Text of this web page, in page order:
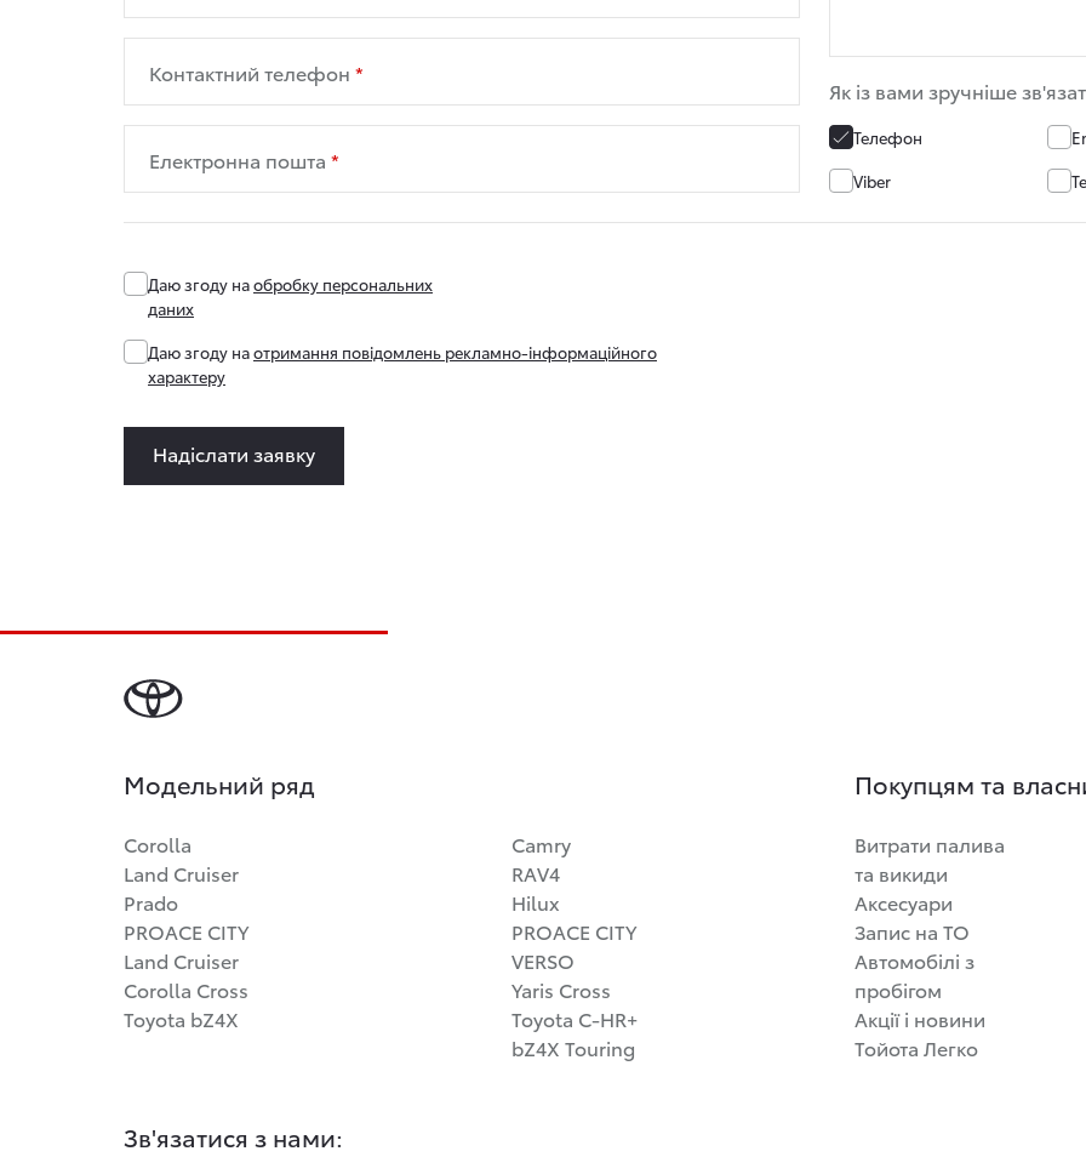
Контактний телефон
Електронна пошта
Як із вами зручніше
Телефон
Viber
Даю згоду наобробку персональних
даних
Даю згоду наотримання повідомлень рекламно-інформаційного
характеру
Надіслати заявку
Модельний ряд
Corolla
Land Cruiser
Prado
PROACE CITY
Land Cruiser
Corolla Cross
Toyota bZ4X
Camry
RAV4
Hilux
PROACE CITY
VERSO
Yaris Cross
Toyota C-HR+
bZ4X Touring
Покупцям та
Витрати палива
та викиди
Аксесуари
Запис на ТО
Автомобілі з
пробігом
Акції і новини
Тойота Легко
Зв'язатися з нами: